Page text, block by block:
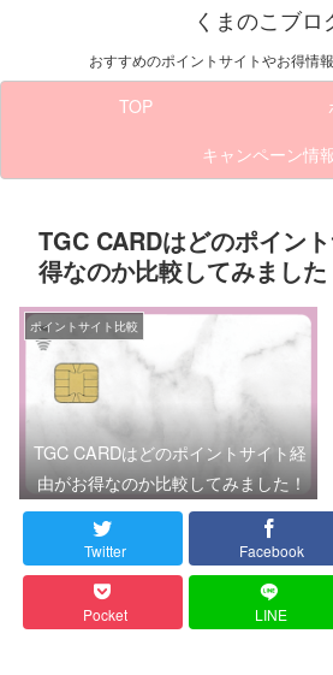
くまのこブロ
おすすめのポイントサイトやお得情
TOP
キャンペーン情報
TGC CARDはどのポイン
得なのか比較してみました
ポイントサイト比較
TGC CARDはどのポイントサイト経
由がお得なのか比較してみました！
Twitter Facebook
Pocket LINE